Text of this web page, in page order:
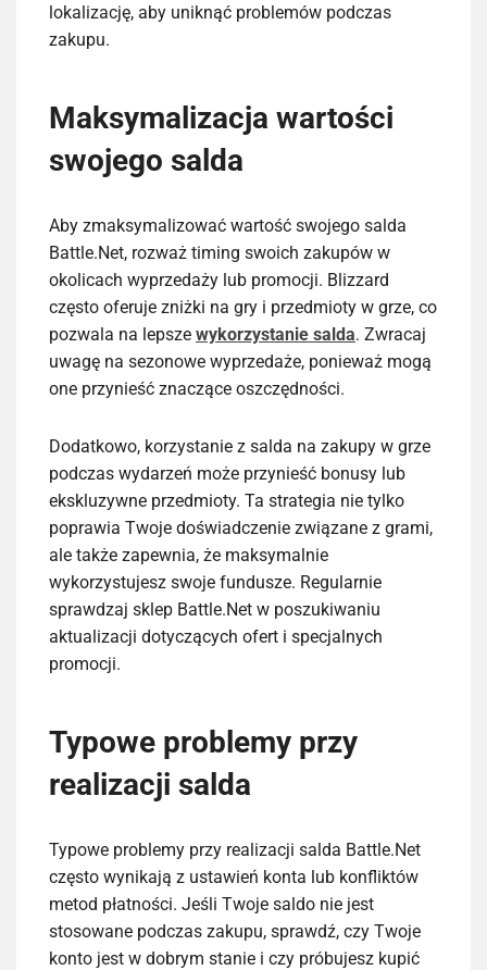
lokalizację, aby uniknąć problemów podczas
zakupu.
Maksymalizacja wartości
swojego salda
Aby zmaksymalizować wartość swojego salda
Battle.Net, rozważ timing swoich zakupów w
okolicach wyprzedaży lub promocji. Blizzard
często oferuje zniżki na gry i przedmioty w grze, co
pozwala na lepsze wykorzystanie salda. Zwracaj
uwagę na sezonowe wyprzedaże, ponieważ mogą
one przynieść znaczące oszczędności.
Dodatkowo, korzystanie z salda na zakupy w grze
podczas wydarzeń może przynieść bonusy lub
ekskluzywne przedmioty. Ta strategia nie tylko
poprawia Twoje doświadczenie związane z grami,
ale także zapewnia, że maksymalnie
wykorzystujesz swoje fundusze. Regularnie
sprawdzaj sklep Battle.Net w poszukiwaniu
aktualizacji dotyczących ofert i specjalnych
promocji.
Typowe problemy przy
realizacji salda
Typowe problemy przy realizacji salda Battle.Net
często wynikają z ustawień konta lub konfliktów
metod płatności. Jeśli Twoje saldo nie jest
stosowane podczas zakupu, sprawdź, czy Twoje
konto jest w dobrym stanie i czy próbujesz kupić